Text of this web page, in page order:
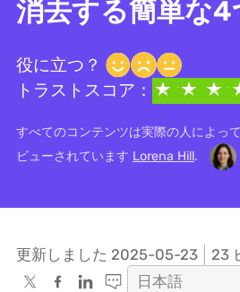
消去する簡単な4
役に立つ？
トラストスコア：
すべてのコンテンツは実際の人によっ
ビューされています Lorena Hill.
更新しました 2025-05-23 23
日本語